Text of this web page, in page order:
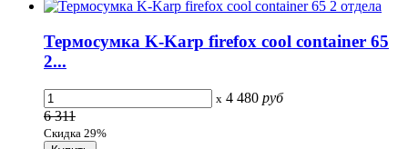
Термосумка K-Karp firefox cool container 65
2...
x 4 480 руб
6 311
Скидка 29%